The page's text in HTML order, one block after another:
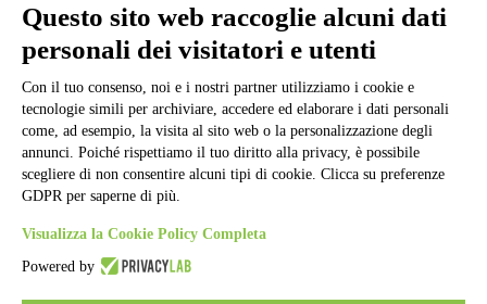
Ufficio Relazioni con il Pubblico
Dichiarazione di accessibilità
Obiettivi di accessibilità
Gestione consensi cookie
Amministrazione trasparente
Pagina visualizzata
480 volte
Sezione Copyright
Copyright 2026 | Engineered and powered by Gruppo Spaggiari
Parma S.p.A. | Divisione Publishing & New Social Media
Questo sito web raccoglie alcuni dati
personali dei visitatori e utenti
Con il tuo consenso, noi e i nostri partner utilizziamo i cookie e
tecnologie simili per archiviare, accedere ed elaborare i dati personali
come, ad esempio, la visita al sito web o la personalizzazione degli
annunci. Poiché rispettiamo il tuo diritto alla privacy, è possibile
scegliere di non consentire alcuni tipi di cookie. Clicca su preferenze
GDPR per saperne di più.
Visualizza la Cookie Policy Completa
Powered by